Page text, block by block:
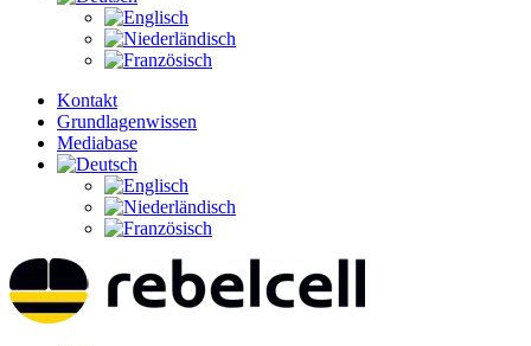
Kontakt
Grundlagenwissen
Mediabase